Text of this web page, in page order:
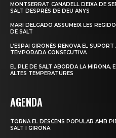
MONTSERRAT CANADELL DEIXA DE
SALT DESPRÉS DE DEU ANYS
MARI DELGADO ASSUMEIX LES
DE SALT
L’ESPAI GIRONÈS RENOVA EL
TEMPORADA CONSECUTIVA
EL PLE DE SALT ABORDA LA MIRONA,
ALTES TEMPERATURES
AGENDA
TORNA EL DESCENS POPULAR AMB
SALT I GIRONA